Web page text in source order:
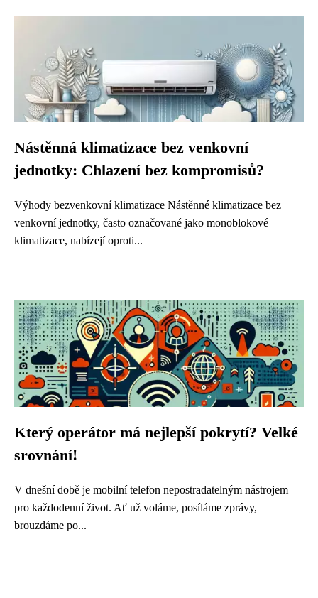
Nástěnná klimatizace bez venkovní
jednotky: Chlazení bez kompromisů?
Výhody bezvenkovní klimatizace Nástěnné klimatizace bez
venkovní jednotky, často označované jako monoblokové
klimatizace, nabízejí oproti...
Který operátor má nejlepší pokrytí? Velké
srovnání!
V dnešní době je mobilní telefon nepostradatelným nástrojem
pro každodenní život. Ať už voláme, posíláme zprávy,
brouzdáme po...